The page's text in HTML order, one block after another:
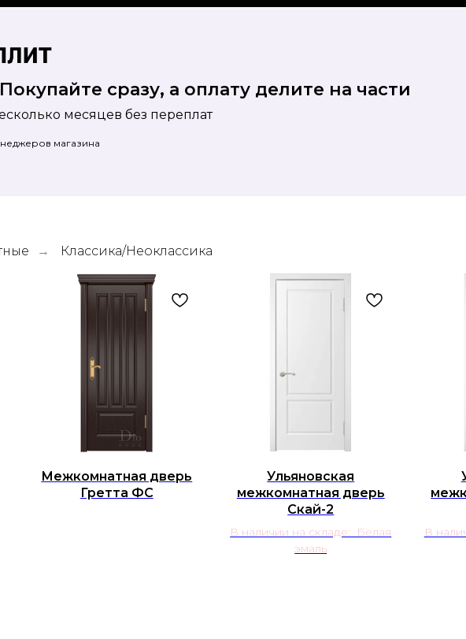
месяцев без переплат
сразу, а оплату делите на части
магазина
→ Классика/Неоклассика
Межкомнатная дверь
Гретта ФС
Ульяновская
межкомнатная дверь
Скай-2
В наличии на складе: Белая
эмаль
В